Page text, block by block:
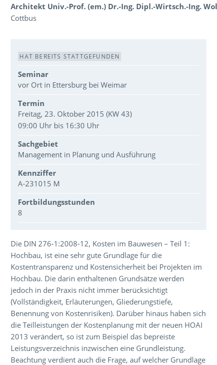
Architekt Univ.-Prof. (em.) Dr.-Ing. Dipl.-Wirtsch.-Ing.
Cottbus
Veranstaltungsdaten
HAT BEREITS STATTGEFUNDEN
Seminar
vor Ort in Ettersburg bei Weimar
Termin
Freitag, 23. Oktober 2015 (KW 43)
09:00 Uhr bis 16:30 Uhr
Sachgebiet
Management in Planung und Ausführung
Kennziffer
A-231015 M
Fortbildungsstunden
8
Über den Inhalt der Veranstaltung
Die DIN 276-1:2008-12, Kosten im Bauwesen – Teil 1:
Hochbau, ist eine sehr gute Grundlage für die
Kostentransparenz und Kostensicherheit bei Projekten im
Hochbau. Die darin enthaltenen Grundsätze werden
jedoch in der Praxis nicht immer berücksichtigt
(Vollständigkeit, Erläuterungen, Gliederungstiefe,
Benennung von Kostenrisiken). Darüber hinaus haben sich
die Teilleistungen der Kostenplanung mit der neuen HOAI
2013 verändert, so ist zum Beispiel das bepreiste
Leistungsverzeichnis inzwischen eine Grundleistung.
Beachtung verdient auch die Frage, auf welcher Grundlage